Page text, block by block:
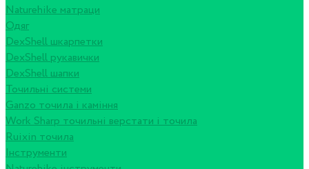
Naturehike матраци
Одяг
DexShell шкарпетки
DexShell рукавички
DexShell шапки
Точильні системи
Ganzo точила і каміння
Work Sharp точильні верстати і точила
Ruixin точила
Інструменти